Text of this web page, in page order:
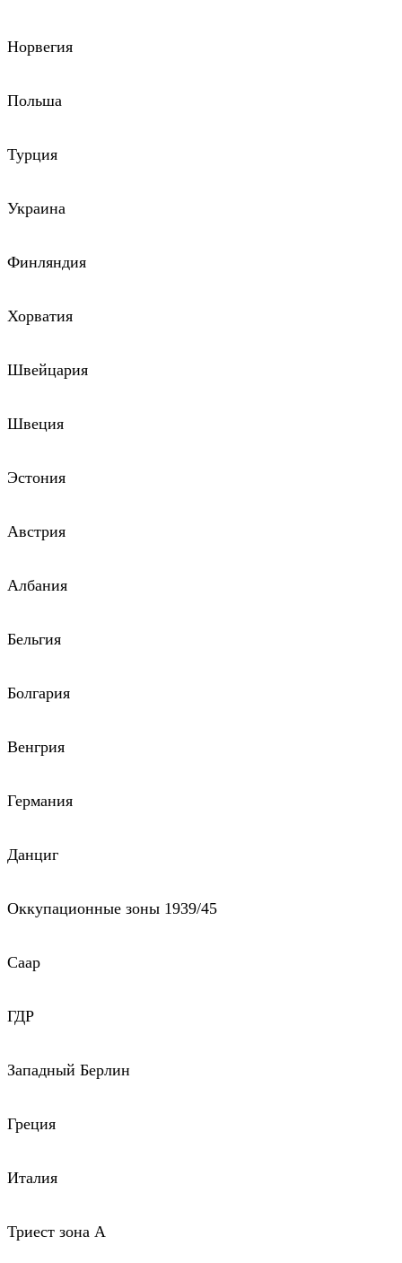
Норвегия
Польша
Турция
Украина
Финляндия
Хорватия
Швейцария
Швеция
Эстония
Австрия
Албания
Бельгия
Болгария
Венгрия
Германия
Данциг
Оккупационные зоны 1939/45
Саар
ГДР
Западный Берлин
Греция
Италия
Триест зона А